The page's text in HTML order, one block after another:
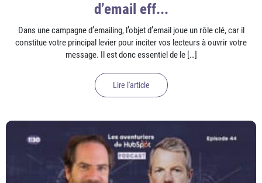
d’email eff...
Dans une campagne d’emailing, l’objet d’email joue un rôle clé, car il
constitue votre principal levier pour inciter vos lecteurs à ouvrir votre
message. Il est donc essentiel de le […]
Lire l'article